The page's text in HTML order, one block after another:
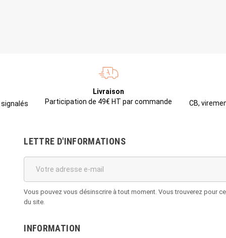
Livraison
Participation de 49€ HT par commande
CB,
LETTRE D'INFORMATIONS
Vous pouvez vous désinscrire à tout moment. Vous trouverez pour
du site.
INFORMATION